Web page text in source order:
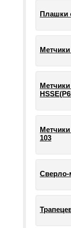
Плашки
Метчики
103
Сверло-